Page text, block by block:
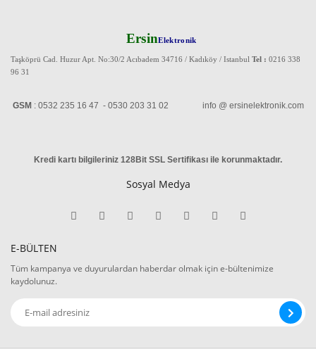
ErsinElektronik
Taşköprü Cad. Huzur Apt. No:30/2 Acıbadem 34716 / Kadıköy / Istanbul Tel : 0216 338
96 31
GSM : 0532 235 16 47 - 0530 203 31 02 info @ ersinelektronik.com
Kredi kartı bilgileriniz 128Bit SSL Sertifikası ile korunmaktadır.
Sosyal Medya
E-BÜLTEN
Tüm kampanya ve duyurulardan haberdar olmak için e-bültenimize
kaydolunuz.